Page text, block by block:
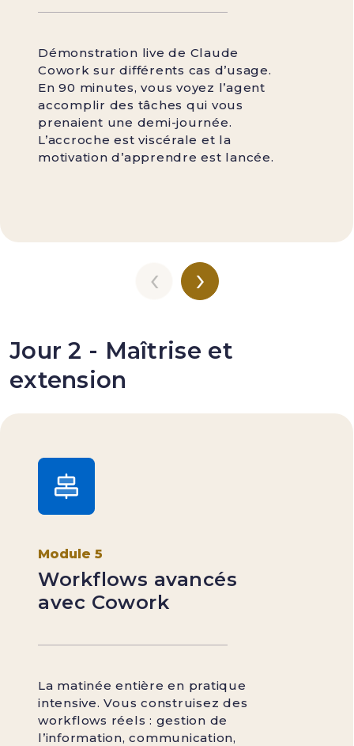
Démonstration live de Claude
Cowork sur différents cas d’usage.
En 90 minutes, vous voyez l’agent
accomplir des tâches qui vous
prenaient une demi-journée.
L’accroche est viscérale et la
motivation d’apprendre est lancée.
‹ ›
Jour 2 - Maîtrise et
extension
Module 5
Workflows avancés
avec Cowork
La matinée entière en pratique
intensive. Vous construisez des
workflows réels : gestion de
l’information, communication,